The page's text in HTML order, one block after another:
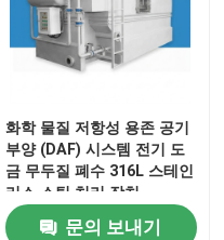
화학 물질 저항성 용존 공기
부양 (DAF) 시스템 전기 도
금 무두질 폐수 316L 스테인
리스 스틸 처리 장치
문의 보내기